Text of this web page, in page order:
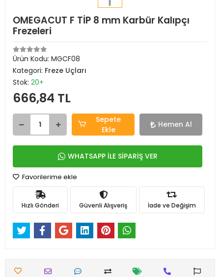
OMEGACUT F TİP 8 mm Karbür Kalıpçı
Frezeleri
Ürün Kodu: MGCF08
Kategori: Freze Uçları
Stok: 20+
666,84 TL
Sepete
Ekle
Hemen Al
WHATSAPP İLE SİPARİŞ VER
Favorilerime ekle
Hızlı Gönderi Güvenli Alışveriş İade ve Değişim